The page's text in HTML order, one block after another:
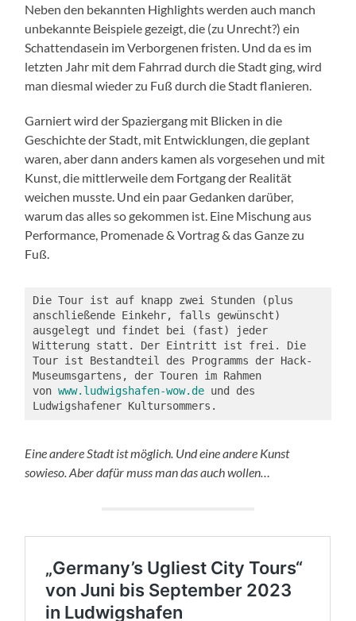
Neben den bekannten Highlights werden auch manch
unbekannte Beispiele gezeigt, die (zu Unrecht?) ein
Schattendasein im Verborgenen fristen. Und da es im
letzten Jahr mit dem Fahrrad durch die Stadt ging, wird
man diesmal wieder zu Fuß durch die Stadt flanieren.
Garniert wird der Spaziergang mit Blicken in die
Geschichte der Stadt, mit Entwicklungen, die geplant
waren, aber dann anders kamen als vorgesehen und mit
Kunst, die mittlerweile dem Fortgang der Realität
weichen musste. Und ein paar Gedanken darüber,
warum das alles so gekommen ist. Eine Mischung aus
Performance, Promenade & Vortrag & das Ganze zu
Fuß.
Die Tour ist auf knapp zwei Stunden (plus
anschließende Einkehr, falls gewünscht)
ausgelegt und findet bei (fast) jeder
Witterung statt. Der Eintritt ist frei. Die
Tour ist Bestandteil des Programms der Hack-
Museumsgartens, der Touren im Rahmen
von www.ludwigshafen-wow.de und des
Ludwigshafener Kultursommers.
Eine andere Stadt ist möglich. Und eine andere Kunst
sowieso. Aber dafür muss man das auch wollen…